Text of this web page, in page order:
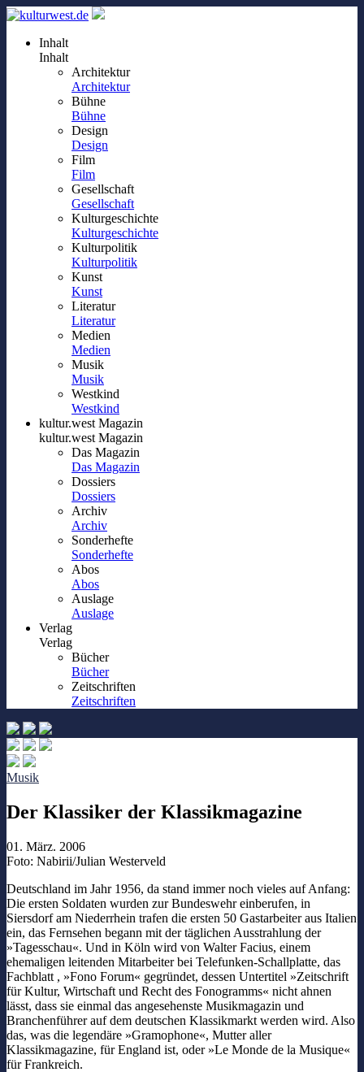
Inhalt
Inhalt
Architektur
Architektur
Bühne
Bühne
Design
Design
Film
Film
Gesellschaft
Gesellschaft
Kulturgeschichte
Kulturgeschichte
Kulturpolitik
Kulturpolitik
Kunst
Kunst
Literatur
Literatur
Medien
Medien
Musik
Musik
Westkind
Westkind
kultur.west Magazin
kultur.west Magazin
Das Magazin
Das Magazin
Dossiers
Dossiers
Archiv
Archiv
Sonderhefte
Sonderhefte
Abos
Abos
Auslage
Auslage
Verlag
Verlag
Bücher
Bücher
Zeitschriften
Zeitschriften
Musik
Der Klassiker der Klassikmagazine
01. März. 2006
Foto: Nabirii/Julian Westerveld
Deutschland im Jahr 1956, da stand immer noch vieles auf Anfang:
Die ersten Soldaten wurden zur Bundeswehr einberufen, in
Siersdorf am Niederrhein trafen die ersten 50 Gastarbeiter aus Italien
ein, das Fernsehen begann mit der täglichen Ausstrahlung der
»Tagesschau«. Und in Köln wird von Walter Facius, einem
ehemaligen leitenden Mitarbeiter bei Telefunken-Schallplatte, das
Fachblatt , »Fono Forum« gegründet, dessen Untertitel »Zeitschrift
für Kultur, Wirtschaft und Recht des Fonogramms« nicht ahnen
lässt, dass sie einmal das angesehenste Musikmagazin und
Branchenführer auf dem deutschen Klassikmarkt werden wird. Also
das, was die legendäre »Gramophone«, Mutter aller
Klassikmagazine, für England ist, oder »Le Monde de la Musique«
für Frankreich.